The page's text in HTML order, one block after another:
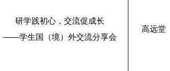
研学践初心，交流促成长
——学生国（境）外交流分享会
高远堂